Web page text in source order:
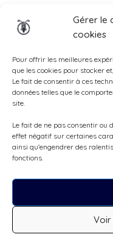
Gérer le
cookies
Pour offrir les meilleures
que les cookies pour stocker
Le fait de consentir à ces
données telles que le
site.
Le fait de ne pas consentir ou
effet négatif sur certaines
ainsi qu'engendrer des
fonctions.
Voir
Total Casco, Partner